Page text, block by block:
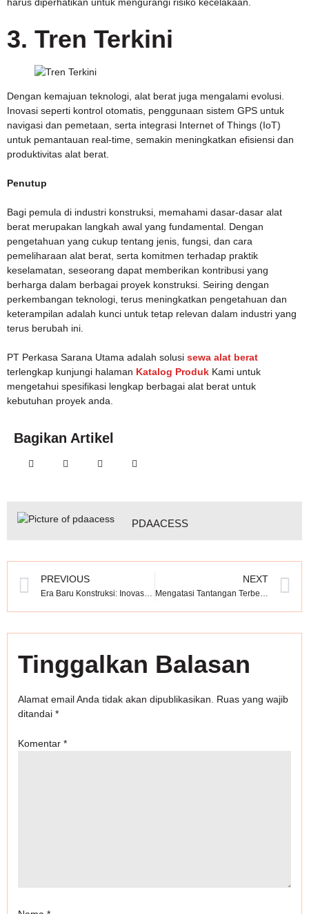
3. Tren Terkini
Dengan kemajuan teknologi, alat berat juga mengalami evolusi.
Inovasi seperti kontrol otomatis, penggunaan sistem GPS untuk
navigasi dan pemetaan, serta integrasi Internet of Things (IoT)
untuk pemantauan real-time, semakin meningkatkan efisiensi dan
produktivitas alat berat.
Penutup
Bagi pemula di industri konstruksi, memahami dasar-dasar alat
berat merupakan langkah awal yang fundamental. Dengan
pengetahuan yang cukup tentang jenis, fungsi, dan cara
pemeliharaan alat berat, serta komitmen terhadap praktik
keselamatan, seseorang dapat memberikan kontribusi yang
berharga dalam berbagai proyek konstruksi. Seiring dengan
perkembangan teknologi, terus meningkatkan pengetahuan dan
keterampilan adalah kunci untuk tetap relevan dalam industri yang
terus berubah ini.
PT Perkasa Sarana Utama adalah solusi sewa alat berat
terlengkap kunjungi halaman Katalog Produk Kami untuk
mengetahui spesifikasi lengkap berbagai alat berat untuk
kebutuhan proyek anda.
Bagikan Artikel
PDAACESS
PREVIOUS
Era Baru Konstruksi: Inovasi dan Transformasi dengan Alat Berat Canggih
NEXT
Mengatasi Tantangan Terberat Proyek dengan Excavator Canggih
Tinggalkan Balasan
Alamat email Anda tidak akan dipublikasikan.
Ruas yang wajib
ditandai *
Komentar *